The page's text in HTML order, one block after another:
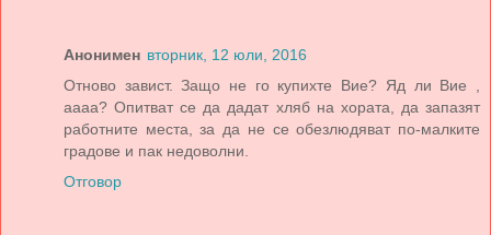
Анонимен вторник, 12 юли, 2016
Отново завист. Защо не го купихте Вие? Яд ли Вие ,
аааа? Опитват се да дадат хляб на хората, да запазят
работните места, за да не се обезлюдяват по-малките
градове и пак недоволни.
Отговор